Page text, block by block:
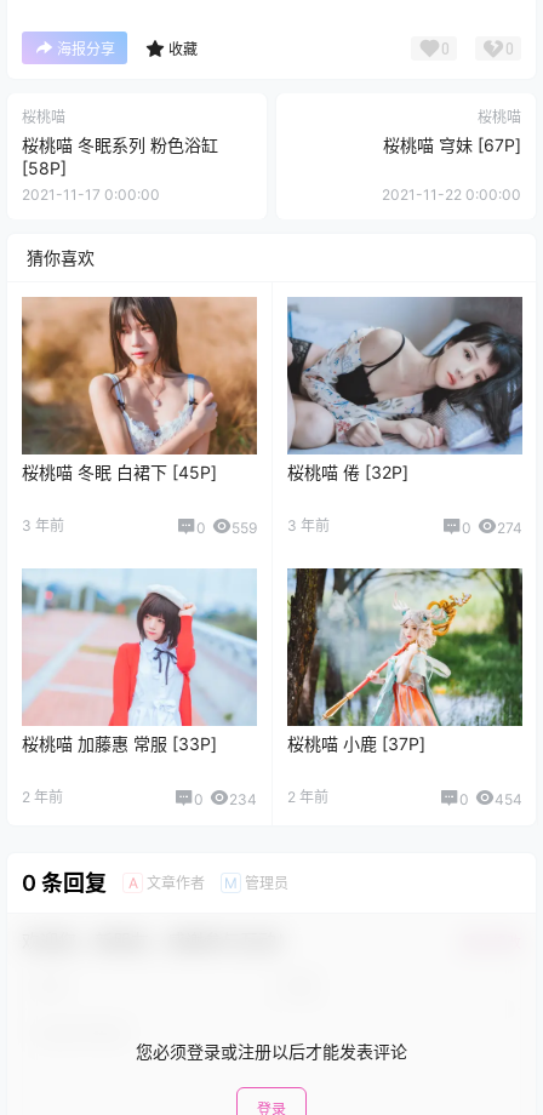
海报分享 收藏 0 0
桜桃喵
桜桃喵 冬眠系列 粉色浴缸
[58P]
2021-11-17 0:00:00
桜桃喵
桜桃喵 穹妹 [67P]
2021-11-22 0:00:00
猜你喜欢
桜桃喵 冬眠 白裙下 [45P]
3 年前 0 559
桜桃喵 倦 [32P]
3 年前 0 274
桜桃喵 加藤惠 常服 [33P]
2 年前 0 234
桜桃喵 小鹿 [37P]
2 年前 0 454
0 条回复 A 文章作者 M 管理员
您必须登录或注册以后才能发表评论
登录